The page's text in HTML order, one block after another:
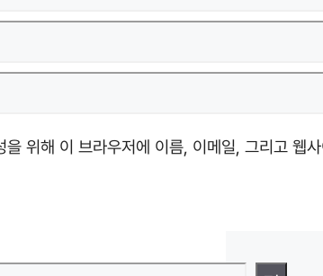
을 위해 이 브라우저에 이름, 이메일, 그리고 웹